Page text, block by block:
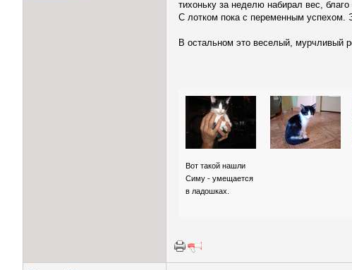
тихоньку за неделю набирал вес,
С лотком пока с переменным успехом.
В остальном это веселый, мурчливый
Вот такой нашли
Симу - умещается
в ладошках.